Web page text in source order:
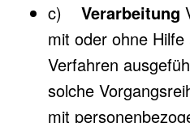
c) Verarbeitung
mit oder ohne
Verfahren
solche
mit